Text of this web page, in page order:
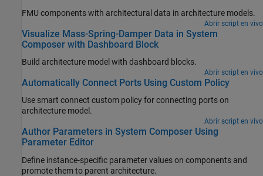
FMU components with architectural data in architecture models.
Abrir script en vivo
Visualize Mass-Spring-Damper Data in System
Composer with Dashboard Block
Build architecture model with dashboard blocks.
Abrir script en vivo
Automatically Connect Ports Using Custom Policy
Use smart connect custom policy for connecting ports on
architecture model.
Abrir script en vivo
Author Parameters in System Composer Using
Parameter Editor
Define instance-specific parameter values on components and
promote them to parent architecture.